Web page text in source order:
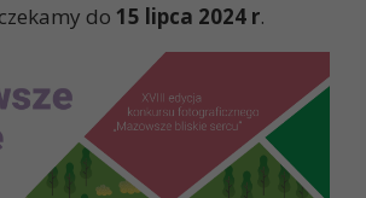
do 15 lipca 2024 r.